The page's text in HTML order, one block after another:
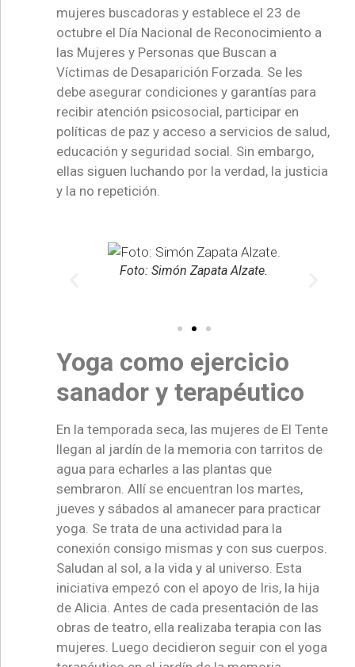
mujeres buscadoras y establece el 23 de
octubre el Día Nacional de Reconocimiento a
las Mujeres y Personas que Buscan a
Víctimas de Desaparición Forzada. Se les
debe asegurar condiciones y garantías para
recibir atención psicosocial, participar en
políticas de paz y acceso a servicios de salud,
educación y seguridad social. Sin embargo,
ellas siguen luchando por la verdad, la justicia
y la no repetición.
Foto: Simón Zapata Alzate.
Yoga como ejercicio
sanador y terapéutico
En la temporada seca, las mujeres de El Tente
llegan al jardín de la memoria con tarritos de
agua para echarles a las plantas que
sembraron. Allí se encuentran los martes,
jueves y sábados al amanecer para practicar
yoga. Se trata de una actividad para la
conexión consigo mismas y con sus cuerpos.
Saludan al sol, a la vida y al universo. Esta
iniciativa empezó con el apoyo de Iris, la hija
de Alicia. Antes de cada presentación de las
obras de teatro, ella realizaba terapia con las
mujeres. Luego decidieron seguir con el yoga